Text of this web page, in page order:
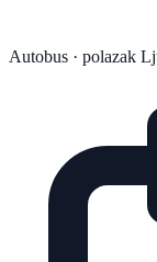
Autobus · polazak